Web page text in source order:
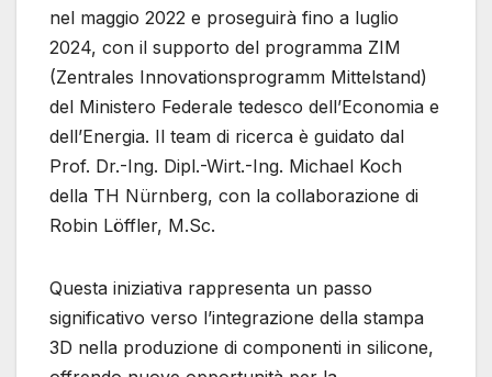
nel maggio 2022 e proseguirà fino a luglio
2024, con il supporto del programma ZIM
(Zentrales Innovationsprogramm Mittelstand)
del Ministero Federale tedesco dell’Economia e
dell’Energia. Il team di ricerca è guidato dal
Prof. Dr.-Ing. Dipl.-Wirt.-Ing. Michael Koch
della TH Nürnberg, con la collaborazione di
Robin Löffler, M.Sc.
Questa iniziativa rappresenta un passo
significativo verso l’integrazione della stampa
3D nella produzione di componenti in silicone,